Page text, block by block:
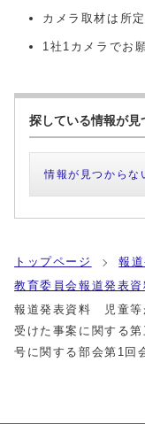
カメラ取材は所
1社1カメラでお
探している情報が見
情報が見つからな
トップページ
報
教育委員会報道発表資
報道発表資料 児童等
受けた事案に関する
号に関する部会第1回